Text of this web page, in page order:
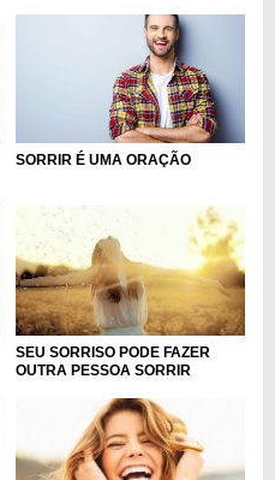
SORRIR É UMA ORAÇÃO
SEU SORRISO PODE FAZER
OUTRA PESSOA SORRIR